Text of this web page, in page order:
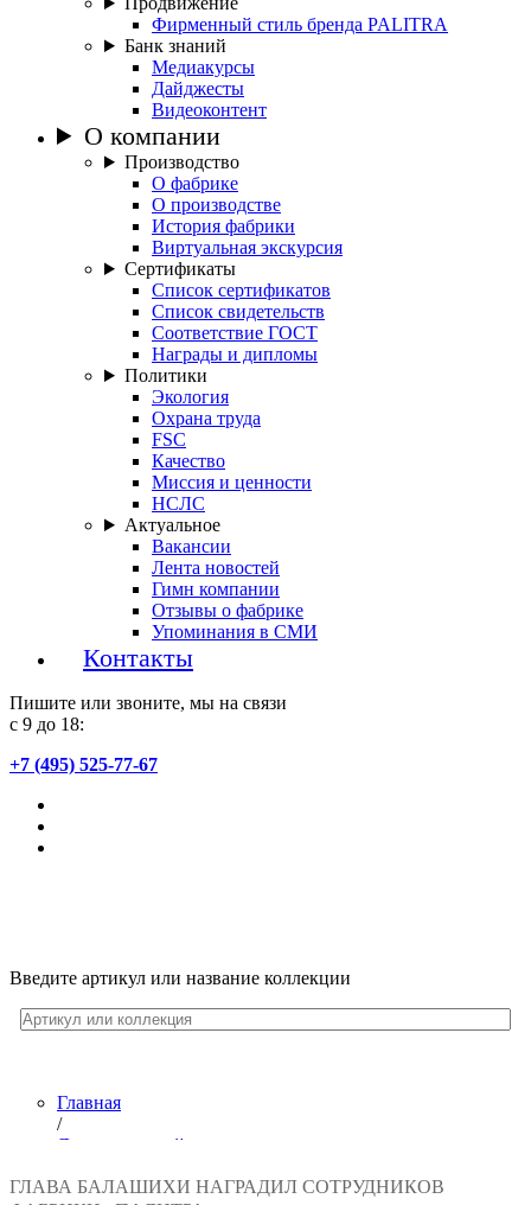
Фирменный стиль бренда PALITRA
Банк знаний
Медиакурсы
Дайджесты
Видеоконтент
О компании
Производство
О фабрике
О производстве
История фабрики
Виртуальная экскурсия
Сертификаты
Список сертификатов
Список свидетельств
Соответствие ГОСТ
Награды и дипломы
Политики
Экология
Охрана труда
FSC
Качество
Миссия и ценности
НСЛС
Актуальное
Вакансии
Лента новостей
Гимн компании
Отзывы о фабрике
Упоминания в СМИ
Контакты
Пишите или звоните, мы на связи
с 9 до 18:
+7 (495) 525-77-67
Введите артикул или название коллекции
Главная
/
Лента новостей
Награды от главы Балашихи - сотрудникам фабрики
ГЛАВА БАЛАШИХИ НАГРАДИЛ СОТРУДНИКОВ